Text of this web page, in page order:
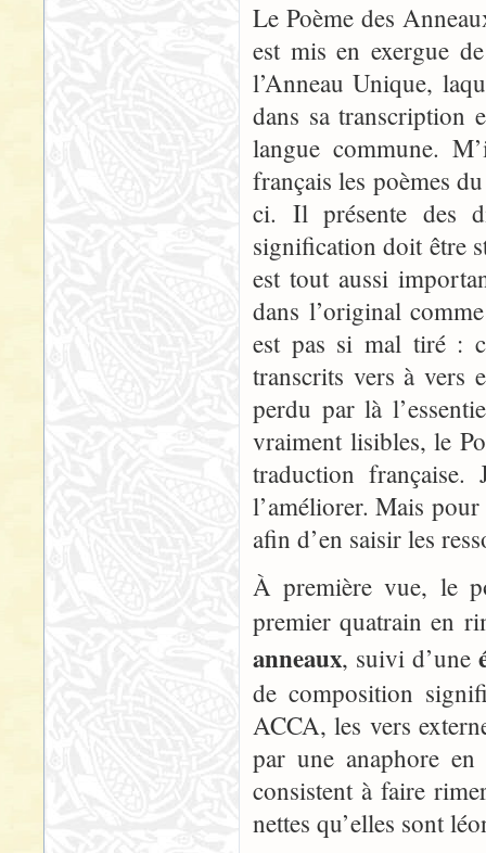
Le Poème des
est mis en exergue
l’Anneau Unique,
dans sa transcription
langue commune.
français les poèmes
ci. Il présente des
signification doit être
est tout aussi
dans l’original
est pas si mal tiré :
transcrits vers à vers
perdu par là
vraiment lisibles, le
traduction française.
l’améliorer. Mais
afin d’en saisir les
À première vue, le
premier quatrain en
anneaux, suivi d’une
de composition
ACCA, les vers
par une anaphore
consistent à faire
nettes qu’elles sont